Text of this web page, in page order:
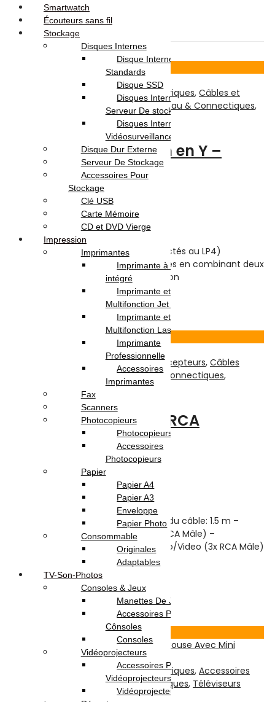
Related products
Accessoires et Périphériques, Câbles et
Disques Internes,Réseau & Connectiques,
Cable d’alimentation en Y –
0,20m
sur 5
Highlights:
Alimente deux disques (connectés au LP4)
Libère les connexions électriques en combinant deux
appareils en une seule connexion
Accessoires Pour Récepteurs, Câbles
Ecrans TV / AUDIO / DVD ,Câbles et Connectiques,
Réseau & Connectiques
Câble audio/vidéo 3 RCA
mâle/mâle 1.5M
sur 5
Câble Audio/Vidéo – Longueur du câble: 1.5 m –
Connecteur: Audio/Video (3x RCA Mâle) –
Connecteur (autre coté): Audio/Video (3x RCA Mâle)
– Couleur :Noir
DT
Ajouter au panier
Accessoires et Périphériques, Accessoires
Réseau & Connectiques, Téléviseurs
Smartwatch
Écouteurs sans fil
Stockage
Disques Internes
Disque Internes
Standards
Disque SSD
Disques Internes Pour
Serveur De stockage
Disques Internes Pour
Vidéosurveillance
Disque Dur Externe
Serveur De Stockage
Accessoires Pour
Stockage
Clé USB
Carte Mémoire
CD et DVD Vierge
Impression
Imprimantes
Imprimante à Réservoir
intégré
Imprimante et
Multifonction Jet d’encre
Imprimante et
Multifonction Laser
Imprimante
Professionnelle
Accessoires
Imprimantes
Fax
Scanners
Photocopieurs
Photocopieurs A4 | A3
Accessoires
Photocopieurs
Papier
Papier A4
Papier A3
Enveloppe
Papier Photo
Consommable
Originales
Adaptables
TV-Son-Photos
Consoles & Jeux
Manettes De Jeux
Accessoires Pour
Cônsoles
Consoles
Vidéoprojecteurs
Accessoires Pour
Vidéoprojecteurs
Vidéoprojecteur